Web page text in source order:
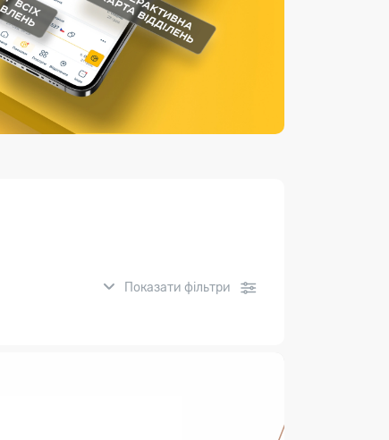
Страхові послуги
Каталог «Укрпошта Маркет»
Показати фільтри